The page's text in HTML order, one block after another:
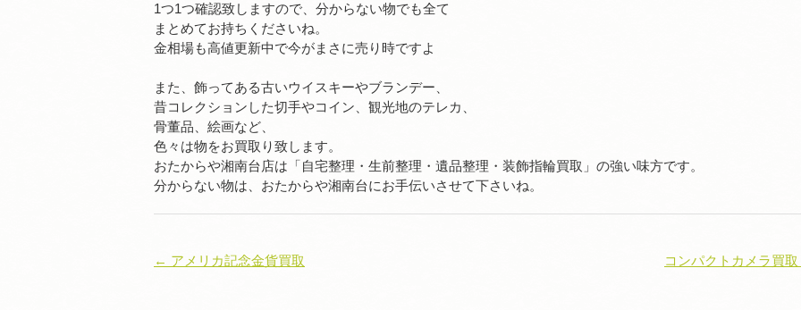
1つ1つ確認致しますので、分からない物でも全て
まとめてお持ちくださいね。
金相場も高値更新中で今がまさに売り時ですよ
また、飾ってある古いウイスキーやブランデー、
昔コレクションした切手やコイン、観光地のテレカ、
骨董品、絵画など、
色々は物をお買取り致します。
おたからや湘南台店は「自宅整理・生前整理・遺品整理・装飾指輪買取」の強い味方です。
分からない物は、おたからや湘南台にお手伝いさせて下さいね。
← アメリカ記念金貨買取 コンパクトカメラ買